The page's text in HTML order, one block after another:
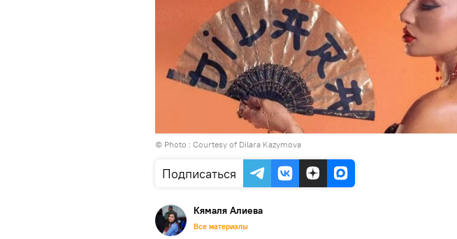
© Photo : Courtesy of Dilara Kazymova
Подписаться
Кямаля Алиева
Все материалы